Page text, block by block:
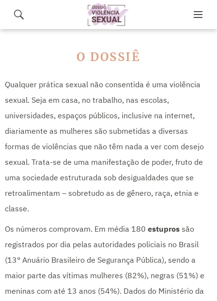
O DOSSIÊ
Qualquer prática sexual não consentida é uma violência
sexual. Seja em casa, no trabalho, nas escolas,
universidades, espaços públicos, inclusive na internet,
diariamente as mulheres são submetidas a diversas
formas de violências que não têm nada a ver com desejo
sexual. Trata-se de uma manifestação de poder, fruto de
uma sociedade estruturada sob desigualdades que se
retroalimentam – sobretudo as de gênero, raça, etnia e
classe.
Os números comprovam. Em média 180 estupros são
registrados por dia pelas autoridades policiais no Brasil
(13° Anuário Brasileiro de Segurança Pública), sendo a
maior parte das vítimas mulheres (82%), negras (51%) e
meninas com até 13 anos (54%). Dados do Ministério da